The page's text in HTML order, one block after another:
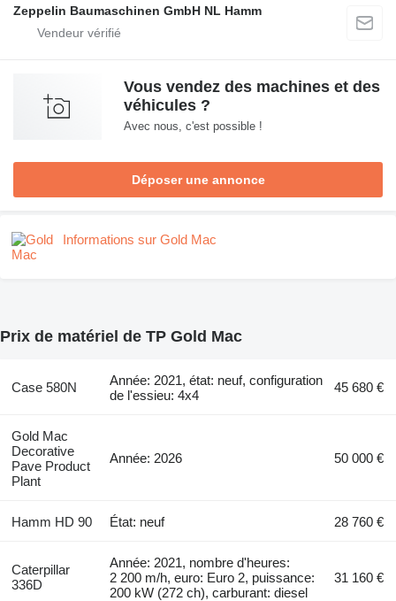
Zeppelin Baumaschinen GmbH NL Hamm
Vous vendez des machines et des
véhicules ?
Avec nous, c'est possible !
Déposer une annonce
Informations sur Gold Mac
Prix de matériel de TP Gold Mac
Case 580N
Année: 2021, état: neuf, configuration
de l'essieu: 4x4
45 680 €
Gold Mac
Decorative
Pave Product
Plant
Année: 2026 50 000 €
Hamm HD 90 État: neuf 28 760 €
Caterpillar
336D
Année: 2021, nombre d'heures:
2 200 m/h, euro: Euro 2, puissance:
200 kW (272 ch), carburant: diesel
31 160 €